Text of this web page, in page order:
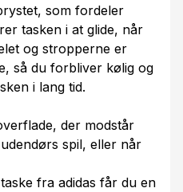
som fordeler
tasken i at glide, når
og stropperne er
så du forbliver kølig og
i lang tid.
der modstår
spil, eller når
fra adidas får du en